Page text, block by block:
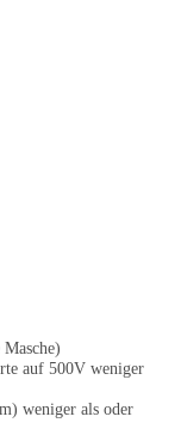
auf 500V weniger
weniger als oder